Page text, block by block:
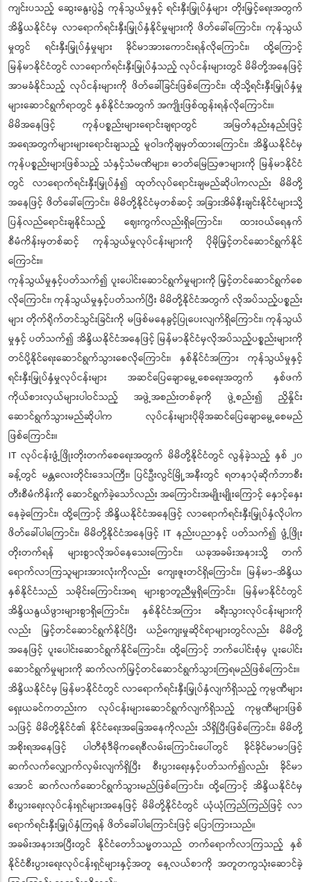
ကျင်းပသည့် ဆွေးနွေးပွဲ၌ ကုန်သွယ်မှုနှင့် ရင်းနှီးမြှုပ်နှံများ တိုးမြှင့်ရေးအတွက်
အိန္ဒိယနိုင်ငံမှ လာရောက်ရင်းနှီးမြှုပ်နှံနိုင်မှုများကို ဖိတ်ခေါ်ကြောင်း၊ ကုန်သွယ်
မှုတွင် ရင်းနှီးမြှုပ်နှံမှုများ ခိုင်မာအားကောင်းရန်လိုကြောင်း၊ ထို့ကြောင့်
မြန်မာနိုင်ငံတွင် လာရောက်ရင်းနှီးမြှုပ်နှံသည့် လုပ်ငန်းများတွင် မိမိတို့အနေဖြင့်
အာမခံနိုင်သည့် လုပ်ငန်းများကို ဖိတ်ခေါ်ခြင်းဖြစ်ကြောင်း၊ ထိုသို့ရင်းနှီးမြှုပ်နှံမှု
များဆောင်ရွက်ရာတွင် နှစ်နိုင်ငံအတွက် အကျိုးဖြစ်ထွန်းရန်လိုကြောင်း။
မိမိအနေဖြင့် ကုန်ပစ္စည်းများရောင်းချရာတွင် အမြတ်နည်းနည်းဖြင့်
အရေအတွက်များများရောင်းချသည့် မူဝါဒကိုချမှတ်ထားကြောင်း၊ အိန္ဒိယနိုင်ငံမှ
ကုန်ပစ္စည်းများဖြစ်သည့် သံနှင့်သံမဏိများ၊ ဓာတ်မြေဩဇာများကို မြန်မာနိုင်ငံ
တွင် လာရောက်ရင်းနှီးမြှုပ်နှံ၍ ထုတ်လုပ်ရောင်းချမည်ဆိုပါကလည်း မိမိတို့
အနေဖြင့် ဖိတ်ခေါ်ကြောင်း၊ မိမိတို့နိုင်ငံမှတစ်ဆင့် အခြားအိမ်နီးချင်းနိုင်ငံများသို့
ပြန်လည်ရောင်းချနိုင်သည့် ဈေးကွက်လည်းရှိကြောင်း၊ ထားဝယ်ရေနက်
စီမံကိန်းမှတစ်ဆင့် ကုန်သွယ်မှုလုပ်ငန်းများကို ပိုမိုမြှင့်တင်ဆောင်ရွက်နိုင်
ကြောင်း။
ကုန်သွယ်မှုနှင့်ပတ်သက်၍ ပူးပေါင်းဆောင်ရွက်မှုများကို မြှင့်တင်ဆောင်ရွက်စေ
လိုကြောင်း၊ ကုန်သွယ်မှုနှင့်ပတ်သက်ပြီး မိမိတို့နိုင်ငံအတွက် လိုအပ်သည့်ပစ္စည်း
များ တိုက်ရိုက်တင်သွင်းခြင်းကို မဖြစ်မနေခွင့်ပြုပေးလျက်ရှိကြောင်း၊ ကုန်သွယ်
မှုနှင့် ပတ်သက်၍ အိန္ဒိယနိုင်ငံအနေဖြင့် မြန်မာနိုင်ငံမှလိုအပ်သည့်ပစ္စည်းများကို
တင်ပို့နိုင်ရေးဆောင်ရွက်သွားစေလိုကြောင်း၊ နှစ်နိုင်ငံအကြား ကုန်သွယ်မှုနှင့်
ရင်းနှီးမြှုပ်နှံမှုလုပ်ငန်းများ အဆင်ပြေချောမွေ့စေရေးအတွက် နှစ်ဖက်
ကိုယ်စားလှယ်များပါဝင်သည့် အဖွဲ့အစည်းတစ်ခုကို ဖွဲ့စည်း၍ ညှိနှိုင်း
ဆောင်ရွက်သွားမည်ဆိုပါက လုပ်ငန်းများပိုမိုအဆင်ပြေချောမွေ့စေမည်
ဖြစ်ကြောင်း။
IT လုပ်ငန်းဖွံ့ဖြိုးတိုးတက်စေရေးအတွက် မိမိတို့နိုင်ငံတွင် လွန်ခဲ့သည့် နှစ် ၂၀
ခန့်တွင် မန္တလေးတိုင်းဒေသကြီး၊ ပြင်ဦးလွင်မြို့အနီးတွင် ရတနာပုံဆိုက်ဘာစီး
တီးစီမံကိန်းကို ဆောင်ရွက်ခဲ့သော်လည်း အကြောင်းအမျိုးမျိုးကြောင့် နှောင့်နှေး
နေခဲ့ကြောင်း၊ ထို့ကြောင့် အိန္ဒိယနိုင်ငံအနေဖြင့် လာရောက်ရင်းနှီးမြှုပ်နှံလိုပါက
ဖိတ်ခေါ်ပါကြောင်း၊ မိမိတို့နိုင်ငံအနေဖြင့် IT နည်းပညာနှင့် ပတ်သက်၍ ဖွံ့ဖြိုး
တိုးတက်ရန် များစွာလိုအပ်နေသေးကြောင်း၊ ယခုအခမ်းအနားသို့ တက်
ရောက်လာကြသူများအားလုံးကိုလည်း ကျေးဇူးတင်ရှိကြောင်း၊ မြန်မာ-အိန္ဒိယ
နှစ်နိုင်ငံသည် သမိုင်းကြောင်းအရ များစွာတူညီမှုရှိကြောင်း၊ မြန်မာနိုင်ငံတွင်
အိန္ဒိယနွယ်ဖွားများစွာရှိကြောင်း၊ နှစ်နိုင်ငံအကြား ခရီးသွားလုပ်ငန်းများကို
လည်း မြှင့်တင်ဆောင်ရွက်နိုင်ပြီး ယဉ်ကျေးမှုဆိုင်ရာများတွင်လည်း မိမိတို့
အနေဖြင့် ပူးပေါင်းဆောင်ရွက်နိုင်ကြောင်း၊ ထို့ကြောင့် ဘက်ပေါင်းစုံမှ ပူးပေါင်း
ဆောင်ရွက်မှုများကို ဆက်လက်မြှင့်တင်ဆောင်ရွက်သွားကြရမည်ဖြစ်ကြောင်း။
အိန္ဒိယနိုင်ငံမှ မြန်မာနိုင်ငံတွင် လာရောက်ရင်းနှီးမြှုပ်နှံလျက်ရှိသည့် ကုမ္ပဏီများ
ရှေးယခင်ကတည်းက လုပ်ငန်းများဆောင်ရွက်လျက်ရှိသည့် ကုမ္ပဏီများဖြစ်
သဖြင့် မိမိတို့နိုင်ငံ၏ နိုင်ငံရေးအခြေအနေကိုလည်း သိရှိပြီးဖြစ်ကြောင်း၊ မိမိတို့
အစိုးရအနေဖြင့် ပါတီစုံဒီမိုကရေစီလမ်းကြောင်းပေါ်တွင် ခိုင်ခိုင်မာမာဖြင့်
ဆက်လက်လျှောက်လှမ်းလျက်ရှိပြီး စီးပွားရေးနှင့်ပတ်သက်၍လည်း ခိုင်မာ
အောင် ဆက်လက်ဆောင်ရွက်သွားမည်ဖြစ်ကြောင်း၊ ထို့ကြောင့် အိန္ဒိယနိုင်ငံမှ
စီးပွားရေးလုပ်ငန်းရှင်များအနေဖြင့် မိမိတို့နိုင်ငံတွင် ယုံယုံကြည်ကြည်ဖြင့် လာ
ရောက်ရင်းနှီးမြှုပ်နှံကြရန် ဖိတ်ခေါ်ပါကြောင်းဖြင့် ပြောကြားသည်။
အခမ်းအနားအပြီးတွင် နိုင်ငံတော်သမ္မတသည် တက်ရောက်လာကြသည့် နှစ်
နိုင်ငံစီးပွားရေးလုပ်ငန်းရှင်များနှင့်အတူ နေ့လယ်စာကို အတူတကွသုံးဆောင်ခဲ့